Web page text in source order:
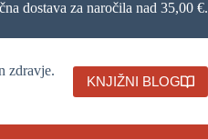
dostava za naročila nad 35,00 €.
zdravje.
KNJIŽNI BLOG